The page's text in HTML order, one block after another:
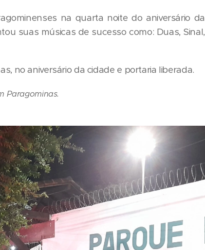
na quarta noite do aniversário da
suas músicas de sucesso como: Duas, Sinal,
no aniversário da cidade e portaria liberada.
Paragominas.